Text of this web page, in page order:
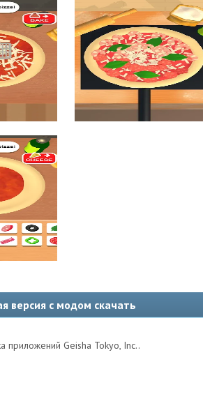
версия с модом скачать
приложений Geisha Tokyo, Inc..